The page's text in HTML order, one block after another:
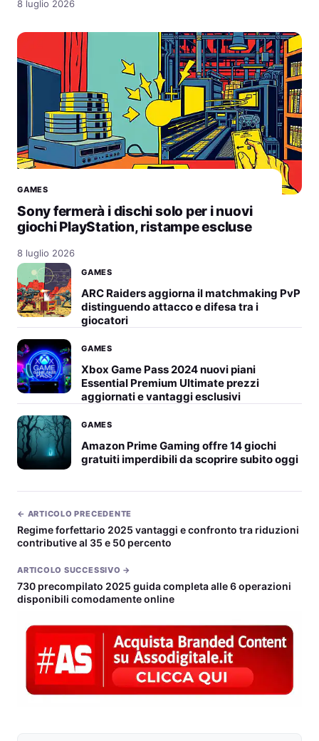
8 luglio 2026
GAMES
Sony fermerà i dischi solo per i nuovi
giochi PlayStation, ristampe escluse
8 luglio 2026
GAMES
ARC Raiders aggiorna il matchmaking PvP
distinguendo attacco e difesa tra i
giocatori
GAMES
Xbox Game Pass 2024 nuovi piani
Essential Premium Ultimate prezzi
aggiornati e vantaggi esclusivi
GAMES
Amazon Prime Gaming offre 14 giochi
gratuiti imperdibili da scoprire subito oggi
← ARTICOLO PRECEDENTE
Regime forfettario 2025 vantaggi e confronto tra riduzioni
contributive al 35 e 50 percento
ARTICOLO SUCCESSIVO →
730 precompilato 2025 guida completa alle 6 operazioni
disponibili comodamente online